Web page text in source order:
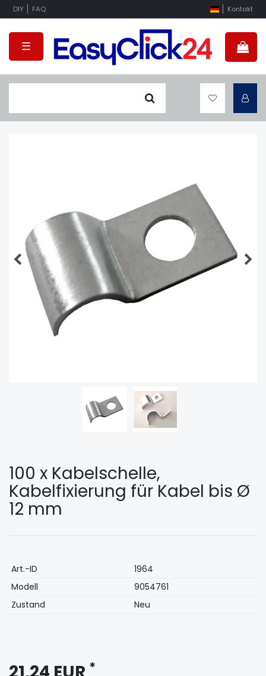
DIY FAQ Kontakt
☰
100 x Kabelschelle,
Kabelfixierung für Kabel bis Ø
12 mm
Technisches
Merkmal
Wert
Art.-ID
1964
Modell
9054761
Zustand
Neu
*